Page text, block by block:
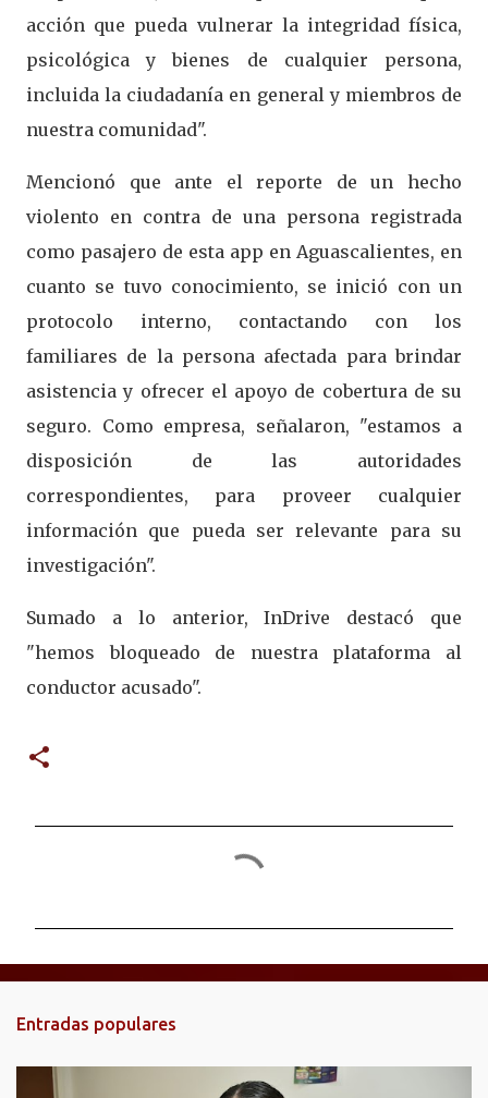
acción que pueda vulnerar la integridad física,
psicológica y bienes de cualquier persona,
incluida la ciudadanía en general y miembros de
nuestra comunidad".
Mencionó que ante el reporte de un hecho
violento en contra de una persona registrada
como pasajero de esta app en Aguascalientes, en
cuanto se tuvo conocimiento, se inició con un
protocolo interno, contactando con los
familiares de la persona afectada para brindar
asistencia y ofrecer el apoyo de cobertura de su
seguro. Como empresa, señalaron, "estamos a
disposición de las autoridades
correspondientes, para proveer cualquier
información que pueda ser relevante para su
investigación".
Sumado a lo anterior, InDrive destacó que
"hemos bloqueado de nuestra plataforma al
conductor acusado".
n
t
Entradas populares